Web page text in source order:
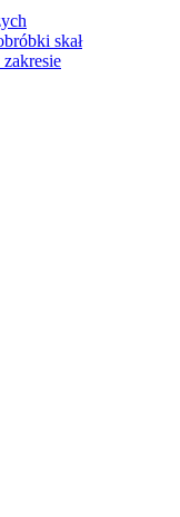
skał